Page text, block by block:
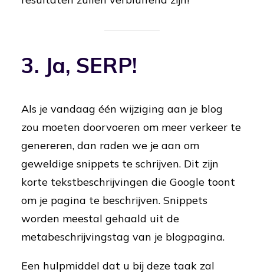
3. Ja, SERP!
Als je vandaag één wijziging aan je blog
zou moeten doorvoeren om meer verkeer te
genereren, dan raden we je aan om
geweldige snippets te schrijven. Dit zijn
korte tekstbeschrijvingen die Google toont
om je pagina te beschrijven. Snippets
worden meestal gehaald uit de
metabeschrijvingstag van je blogpagina.
Een hulpmiddel dat u bij deze taak zal